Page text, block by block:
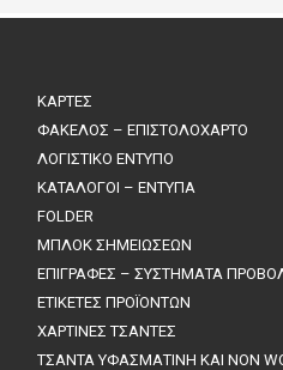
ΚΑΡΤΕΣ
ΦΑΚΕΛΟΣ – ΕΠΙΣΤΟΛΟΧΑΡΤΟ
ΛΟΓΙΣΤΙΚΟ ΕΝΤΥΠΟ
ΚΑΤΑΛΟΓΟΙ – ΕΝΤΥΠΑ
FOLDER
ΜΠΛΟΚ ΣΗΜΕΙΩΣΕΩΝ
ΕΠΙΓΡΑΦΕΣ – ΣΥΣΤΗΜΑΤΑ
ΕΤΙΚΕΤΕΣ ΠΡΟΪΟΝΤΩΝ
ΧΑΡΤΙΝΕΣ ΤΣΑΝΤΕΣ
ΤΣΑΝΤΑ ΥΦΑΣΜΑΤΙΝΗ ΚΑΙ NON